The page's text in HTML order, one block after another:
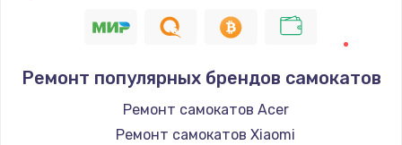
Ремонт популярных брендов самокатов
Ремонт самокатов Acer
Ремонт самокатов Xiaomi